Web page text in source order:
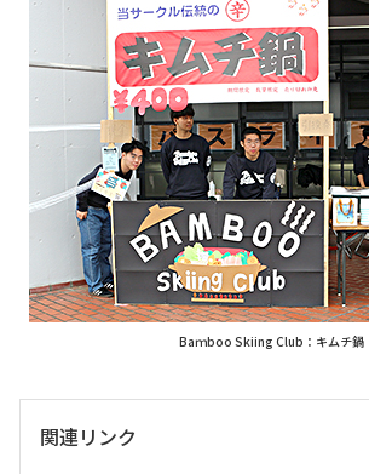
Baｍboo Skiing Club：キムチ鍋
関連リンク